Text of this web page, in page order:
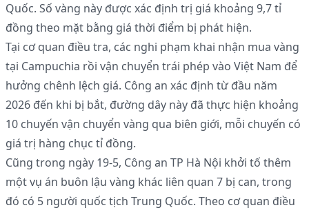
Quốc. Số vàng này được xác định trị giá khoảng 9,7 tỉ
đồng theo mặt bằng giá thời điểm bị phát hiện.
Tại cơ quan điều tra, các nghi phạm khai nhận mua vàng
tại Campuchia rồi vận chuyển trái phép vào Việt Nam để
hưởng chênh lệch giá. Công an xác định từ đầu năm
2026 đến khi bị bắt, đường dây này đã thực hiện khoảng
10 chuyến vận chuyển vàng qua biên giới, mỗi chuyến có
giá trị hàng chục tỉ đồng.
Cũng trong ngày 19-5, Công an TP Hà Nội khởi tố thêm
một vụ án buôn lậu vàng khác liên quan 7 bị can, trong
đó có 5 người quốc tịch Trung Quốc. Theo cơ quan điều